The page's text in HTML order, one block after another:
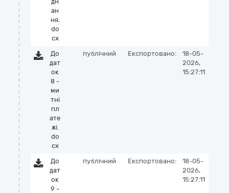
ан
ня.
do
cx
До
дат
ок
8 -
ми
тні
пл
ате
жі.
do
cx
публічний Експортовано:
18-05-
2026,
15:27:11
До
дат
ок
9 -
публічний Експортовано:
18-05-
2026,
15:27:11